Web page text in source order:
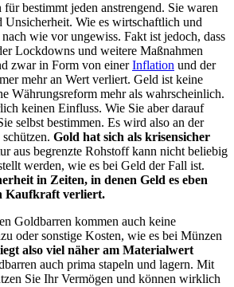
bestimmt jeden anstrengend. Sie waren
Unsicherheit. Wie es wirtschaftlich und
wie vor ungewiss. Fakt ist jedoch, dass
Lockdowns und weitere Maßnahmen
zwar in Form von einerInflation und der
mehr an Wert verliert. Geld ist keine
Währungsreform mehr als wahrscheinlich.
keinen Einfluss. Wie Sie aber darauf
selbst bestimmen. Es wird also an der
Gold hat sich als krisensicher
aus begrenzte Rohstoff kann nicht beliebig
werden, wie es bei Geld der Fall ist.
in Zeiten, in denen Geld es eben
Kaufkraft verliert.
Goldbarren kommen auch keine
oder sonstige Kosten, wie es bei Münzen
also viel näher am Materialwert
auch prima stapeln und lagern. Mit
Sie Ihr Vermögen und können wirklich